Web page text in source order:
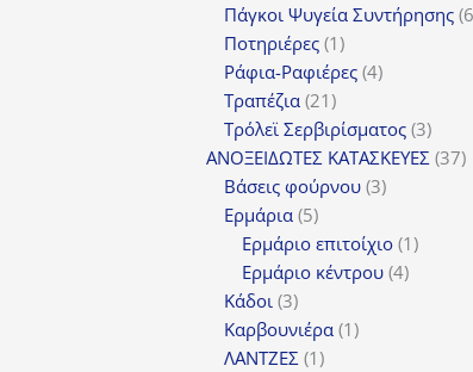
Πάγκοι Ψυγεία Συντήρησης 6
Ποτηριέρες 11
προϊόν
Ράφια-Ραφιέρες 44
Τραπέζια 2121
προϊόντα
Τρόλεϊ Σερβιρίσματος 33
ΑΝΟΞΕΙΔΩΤΕΣ ΚΑΤΑΣΚΕΥΕΣ 3737
Βάσεις φούρνου 33
Ερμάρια 55
προϊόντα
Ερμάριο επιτοίχιο 11
Ερμάριο κέντρου 44
Κάδοι 33
προϊόντα
Καρβουνιέρα 11
ΛΑΝΤΖΕΣ 11